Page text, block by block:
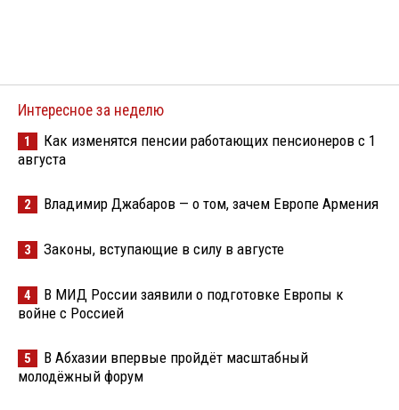
Интересное за неделю
1
Как изменятся пенсии работающих пенсионеров с 1
августа
2 Владимир Джабаров — о том, зачем Европе Армения
3 Законы, вступающие в силу в августе
4
В МИД России заявили о подготовке Европы к
войне с Россией
5
В Абхазии впервые пройдёт масштабный
молодёжный форум